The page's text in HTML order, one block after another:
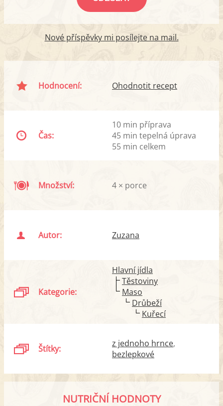
Nové příspěvky mi posílejte na mail.
Hodnocení: Ohodnotit recept
Čas:
10 min příprava
45 min tepelná úprava
55 min celkem
Množství: 4 × porce
Autor: Zuzana
Kategorie:
Hlavní jídla
Těstoviny
Maso
Drůbeží
Kuřecí
Štítky:
z jednoho hrnce
bezlepkové
NUTRIČNÍ HODNOTY